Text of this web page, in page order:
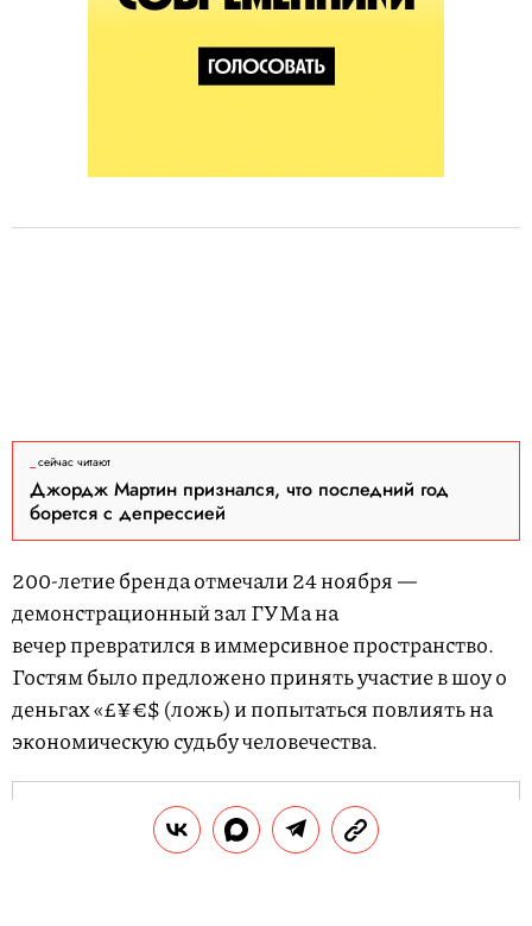
сейчас читают
Джордж Мартин признался, что последний год
борется с депрессией
200-летие бренда отмечали 24 ноября —
демонстрационный зал ГУМа на
вечер превратился в иммерсивное пространство.
Гостям было предложено принять участие в шоу о
деньгах «£¥€$ (ложь) и попытаться повлиять на
экономическую судьбу человечества.